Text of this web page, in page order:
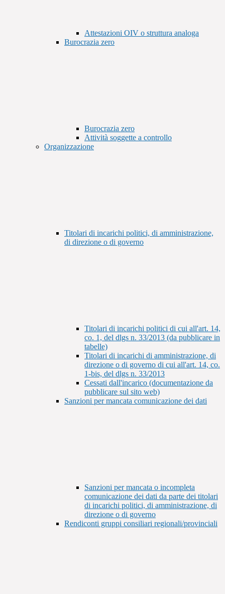
Attestazioni OIV o struttura analoga
Burocrazia zero
Burocrazia zero
Attività soggette a controllo
Organizzazione
Titolari di incarichi politici, di amministrazione,
di direzione o di governo
Titolari di incarichi politici di cui all'art. 14,
co. 1, del dlgs n. 33/2013 (da pubblicare in
tabelle)
Titolari di incarichi di amministrazione, di
direzione o di governo di cui all'art. 14, co.
1-bis, del dlgs n. 33/2013
Cessati dall'incarico (documentazione da
pubblicare sul sito web)
Sanzioni per mancata comunicazione dei dati
Sanzioni per mancata o incompleta
comunicazione dei dati da parte dei titolari
di incarichi politici, di amministrazione, di
direzione o di governo
Rendiconti gruppi consiliari regionali/provinciali